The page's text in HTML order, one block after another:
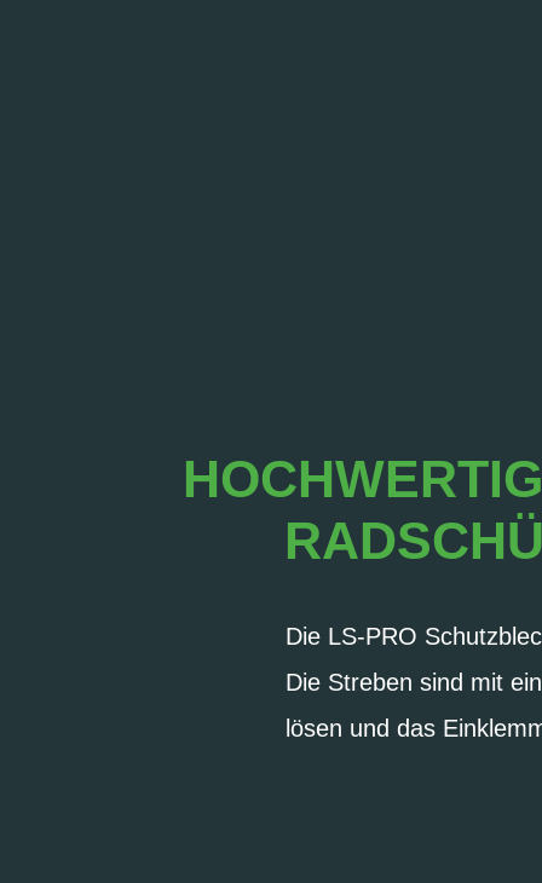
Die LS-PRO
Die Streben sind mit
lösen und das